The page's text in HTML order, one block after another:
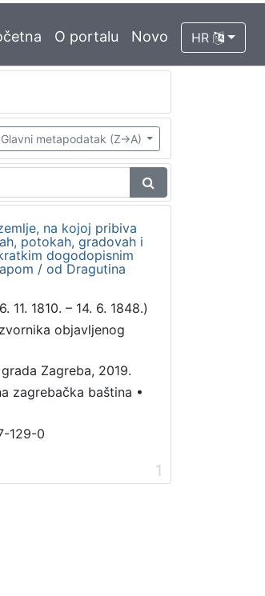
O portalu Novo HR
Glavni metapodatak (Z->A)
na kojoj pribiva
potokah, gradovah i
dogodopisnim
/ od Dragutina
11. 1810. – 14. 6. 1848.)
objavljenog
Zagreba, 2019.
zagrebačka baština •
129-0
1